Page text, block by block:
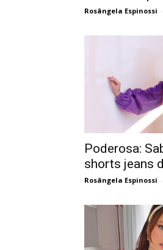
Rosângela Espinossi -
Poderosa:
shorts jeans
Rosângela Espinossi -